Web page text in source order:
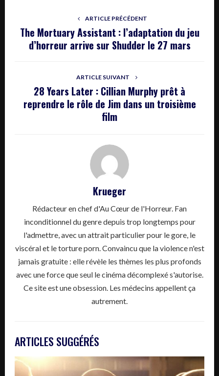
ARTICLE PRÉCÉDENT
The Mortuary Assistant : l’adaptation du jeu
d’horreur arrive sur Shudder le 27 mars
ARTICLE SUIVANT
28 Years Later : Cillian Murphy prêt à
reprendre le rôle de Jim dans un troisième
film
Krueger
Rédacteur en chef d'Au Cœur de l'Horreur. Fan
inconditionnel du genre depuis trop longtemps pour
l'admettre, avec un attrait particulier pour le gore, le
viscéral et le torture porn. Convaincu que la violence n'est
jamais gratuite : elle révèle les thèmes les plus profonds
avec une force que seul le cinéma décomplexé s'autorise.
Ce site est une obsession. Les médecins appellent ça
autrement.
ARTICLES SUGGÉRÉS